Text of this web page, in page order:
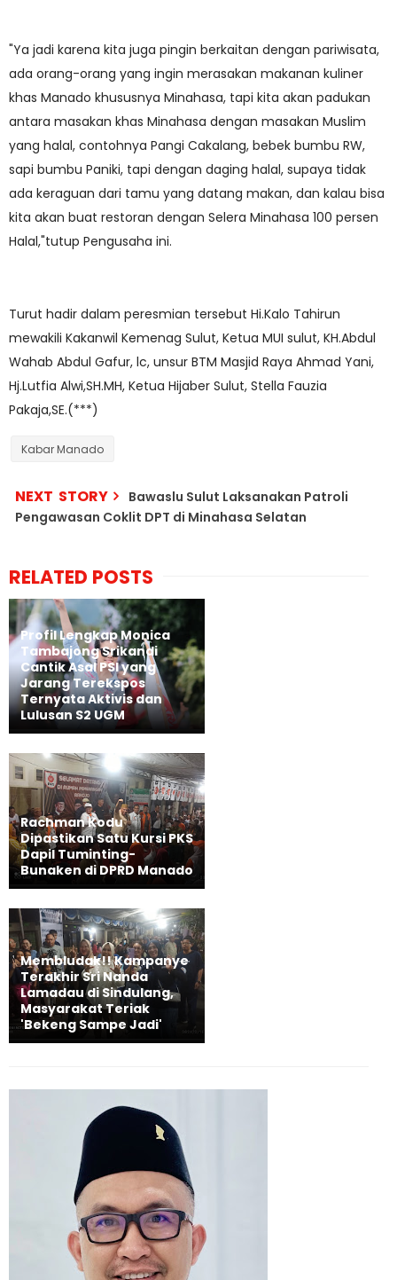
"Ya jadi karena kita juga pingin berkaitan dengan pariwisata,
ada orang-orang yang ingin merasakan makanan kuliner
khas Manado khususnya Minahasa, tapi kita akan padukan
antara masakan khas Minahasa dengan masakan Muslim
yang halal, contohnya Pangi Cakalang, bebek bumbu RW,
sapi bumbu Paniki, tapi dengan daging halal, supaya tidak
ada keraguan dari tamu yang datang makan, dan kalau bisa
kita akan buat restoran dengan Selera Minahasa 100 persen
Halal,"tutup Pengusaha ini.
Turut hadir dalam peresmian tersebut Hi.Kalo Tahirun
mewakili Kakanwil Kemenag Sulut, Ketua MUI sulut, KH.Abdul
Wahab Abdul Gafur, lc, unsur BTM Masjid Raya Ahmad Yani,
Hj.Lutfia Alwi,SH.MH, Ketua Hijaber Sulut, Stella Fauzia
Pakaja,SE.(***)
Kabar Manado
NEXT STORY
Bawaslu Sulut Laksanakan Patroli
Pengawasan Coklit DPT di Minahasa Selatan
RELATED POSTS
Profil Lengkap Monica
Tambajong Srikandi
Cantik Asal PSI yang
Jarang Terekspos
Ternyata Aktivis dan
Lulusan S2 UGM
Rachman Kodu
Dipastikan Satu Kursi PKS
Dapil Tuminting-
Bunaken di DPRD Manado
Membludak!! Kampanye
Terakhir Sri Nanda
Lamadau di Sindulang,
Masyarakat Teriak
'Bekeng Sampe Jadi'